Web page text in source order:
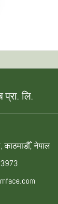
लि.
काठमाडौँ, नेपाल